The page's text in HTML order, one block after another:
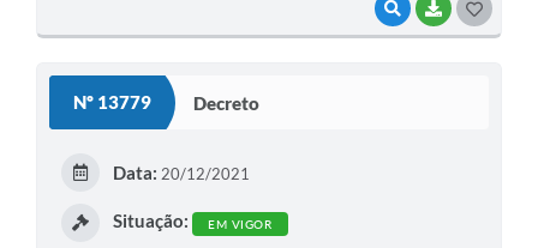
VISUALIZAR
BAIXAR
Nº 13779 Decreto
Data: 20/12/2021
Situação: EM VIGOR